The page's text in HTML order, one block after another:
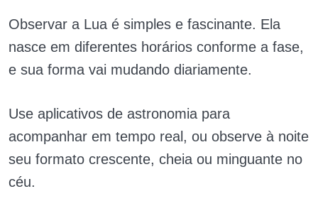
Observar a Lua é simples e fascinante. Ela
nasce em diferentes horários conforme a fase,
e sua forma vai mudando diariamente.
Use aplicativos de astronomia para
acompanhar em tempo real, ou observe à noite
seu formato crescente, cheia ou minguante no
céu.